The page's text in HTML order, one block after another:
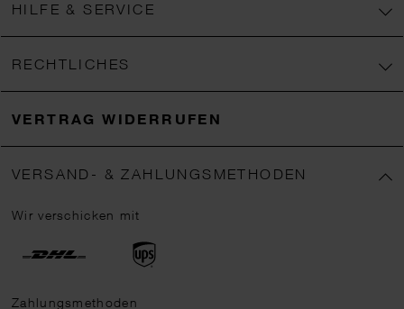
HILFE & SERVICE
RECHTLICHES
VERTRAG WIDERRUFEN
VERSAND- & ZAHLUNGSMETHODEN
Wir verschicken mit
Zahlungsmethoden